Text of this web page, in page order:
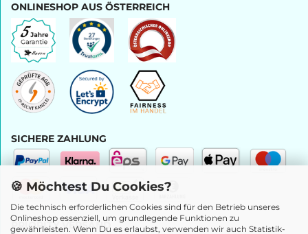
🍪 Möchtest Du Cookies?
Die technisch erforderlichen Cookies sind für den Betrieb unseres
Onlineshop essenziell, um grundlegende Funktionen zu
gewährleisten. Wenn Du es erlaubst, verwenden wir auch Statistik-
ONLINESHOP AUS ÖSTERREICH
SICHERE ZAHLUNG
PRIORITY VERSAND